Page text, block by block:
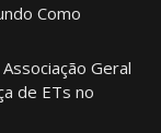
Como
Geral
de ETs no